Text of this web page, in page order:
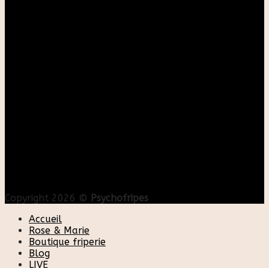
Copyright 2026 © Psychofripes
Accueil
Rose & Marie
Boutique friperie
Blog
LIVE